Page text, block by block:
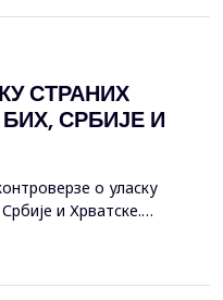
СТРАНИХ
СРБИЈЕ И
о уласку
и Хрватске.
у банкарству,